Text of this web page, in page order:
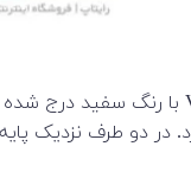
دو طرف نزدیک پایه